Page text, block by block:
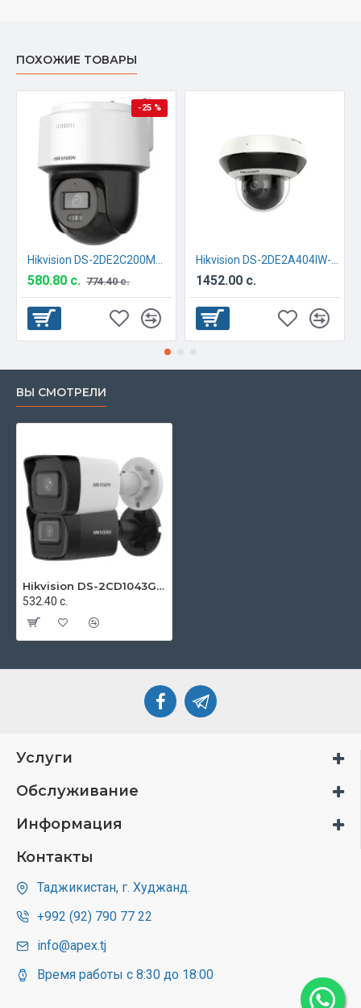
ПОХОЖИЕ ТОВАРЫ
-25 %
580.80 с. 774.40 с. 1452.00 с.
ВЫ СМОТРЕЛИ
Hikvision DS-2CD1043G2-I
532.40 с.
Услуги
Обслуживание
Информация
Контакты
Таджикистан, г. Худжанд.
+992 (92) 790 77 22
info@apex.tj
Время работы с 8:30 до 18:00